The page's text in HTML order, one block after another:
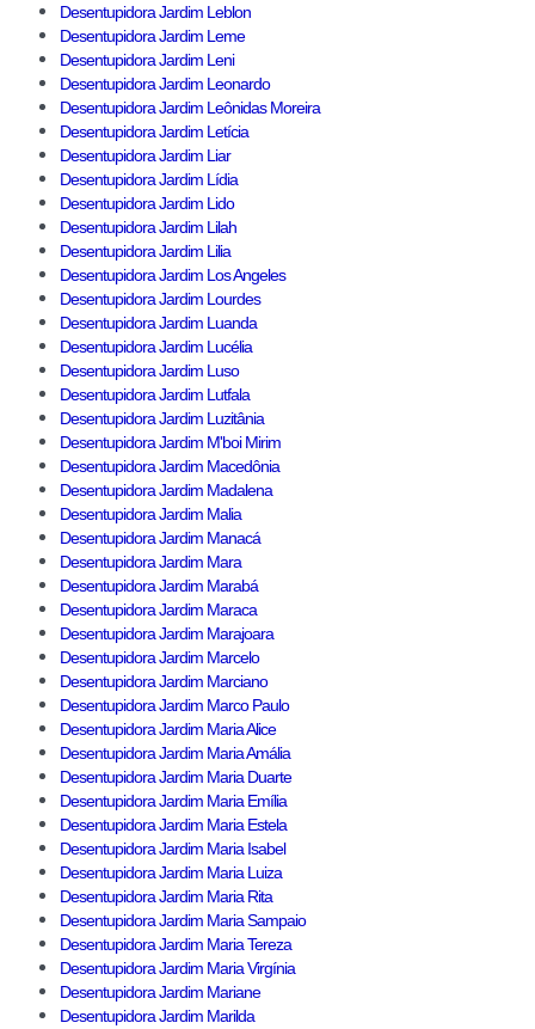
Desentupidora Jardim Leblon
Desentupidora Jardim Leme
Desentupidora Jardim Leni
Desentupidora Jardim Leonardo
Desentupidora Jardim Leônidas Moreira
Desentupidora Jardim Letícia
Desentupidora Jardim Liar
Desentupidora Jardim Lídia
Desentupidora Jardim Lido
Desentupidora Jardim Lilah
Desentupidora Jardim Lilia
Desentupidora Jardim Los Angeles
Desentupidora Jardim Lourdes
Desentupidora Jardim Luanda
Desentupidora Jardim Lucélia
Desentupidora Jardim Luso
Desentupidora Jardim Lutfala
Desentupidora Jardim Luzitânia
Desentupidora Jardim M'boi Mirim
Desentupidora Jardim Macedônia
Desentupidora Jardim Madalena
Desentupidora Jardim Malia
Desentupidora Jardim Manacá
Desentupidora Jardim Mara
Desentupidora Jardim Marabá
Desentupidora Jardim Maraca
Desentupidora Jardim Marajoara
Desentupidora Jardim Marcelo
Desentupidora Jardim Marciano
Desentupidora Jardim Marco Paulo
Desentupidora Jardim Maria Alice
Desentupidora Jardim Maria Amália
Desentupidora Jardim Maria Duarte
Desentupidora Jardim Maria Emília
Desentupidora Jardim Maria Estela
Desentupidora Jardim Maria Isabel
Desentupidora Jardim Maria Luiza
Desentupidora Jardim Maria Rita
Desentupidora Jardim Maria Sampaio
Desentupidora Jardim Maria Tereza
Desentupidora Jardim Maria Virgínia
Desentupidora Jardim Mariane
Desentupidora Jardim Marilda